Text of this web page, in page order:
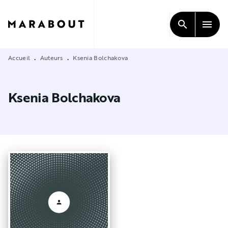
CONTENU
search menu
Accueil • Auteurs • Ksenia Bolchakova
Ksenia Bolchakova